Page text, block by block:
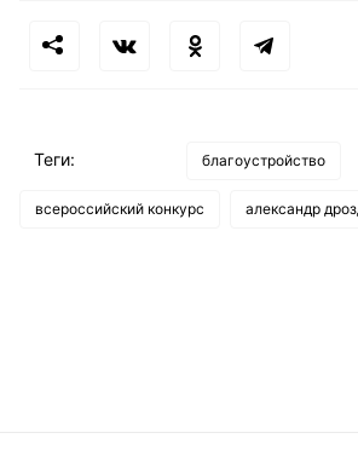
Теги: благоустройство
всероссийский конкурс александр